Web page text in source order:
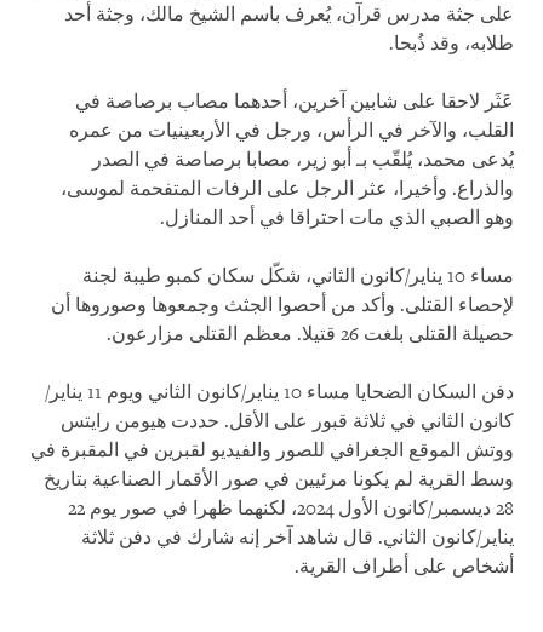
على جثة مدرس قرآن، يُعرف باسم الشيخ مالك، وجثة أحد
طلابه، وقد ذُبحا.
عَثَر لاحقا على شابين آخرين، أحدهما مصاب برصاصة في
القلب، والآخر في الرأس، ورجل في الأربعينيات من عمره
يُدعى محمد، يُلقّب بـ أبو زير، مصابا برصاصة في الصدر
والذراع. وأخيرا، عثر الرجل على الرفات المتفحمة لموسى،
وهو الصبي الذي مات احتراقا في أحد المنازل.
مساء 10 يناير/كانون الثاني، شكّل سكان كمبو طيبة لجنة
لإحصاء القتلى. وأكد من أحصوا الجثث وجمعوها وصوروها أن
حصيلة القتلى بلغت 26 قتيلا. معظم القتلى مزارعون.
دفن السكان الضحايا مساء 10 يناير/كانون الثاني ويوم 11 يناير/
كانون الثاني في ثلاثة قبور على الأقل. حددت هيومن رايتس
ووتش الموقع الجغرافي للصور والفيديو لقبرين في المقبرة في
وسط القرية لم يكونا مرئيين في صور الأقمار الصناعية بتاريخ
28 ديسمبر/كانون الأول 2024، لكنهما ظهرا في صور يوم 22
يناير/كانون الثاني. قال شاهد آخر إنه شارك في دفن ثلاثة
أشخاص على أطراف القرية.